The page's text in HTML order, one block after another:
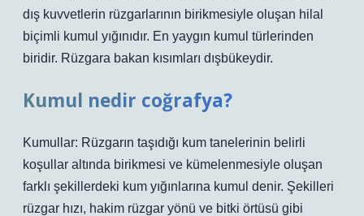
dış kuvvetlerin rüzgarlarının birikmesiyle oluşan hilal
biçimli kumul yığınıdır. En yaygın kumul türlerinden
biridir. Rüzgara bakan kısımları dışbükeydir.
Kumul nedir coğrafya?
Kumullar: Rüzgarın taşıdığı kum tanelerinin belirli
koşullar altında birikmesi ve kümelenmesiyle oluşan
farklı şekillerdeki kum yığınlarına kumul denir. Şekilleri
rüzgar hızı, hakim rüzgar yönü ve bitki örtüsü gibi